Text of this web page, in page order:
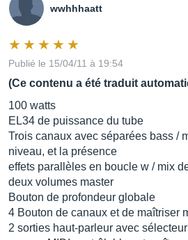
wwhhhaatt
Publié le 15/04/11 à 19:54
(Ce contenu a été traduit
100 watts
EL34 de puissance du tube
Trois canaux avec séparées bass /
niveau, et la présence
effets parallèles en boucle w / mix
deux volumes master
Bouton de profondeur globale
4 Bouton de canaux et de maîtriser
2 sorties haut-parleur avec